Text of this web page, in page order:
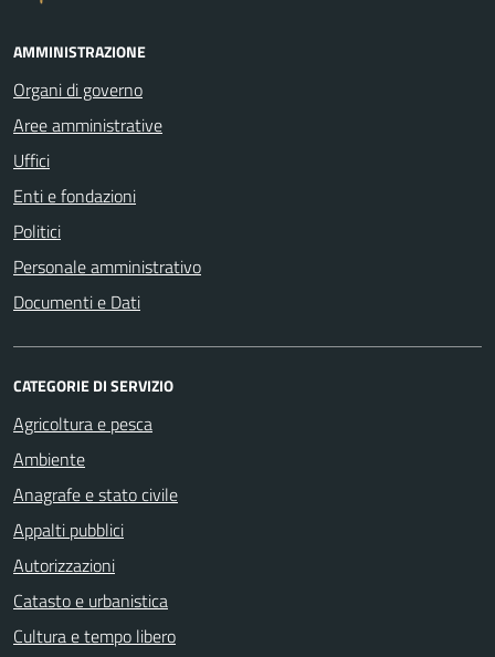
AMMINISTRAZIONE
Organi di governo
Aree amministrative
Uffici
Enti e fondazioni
Politici
Personale amministrativo
Documenti e Dati
CATEGORIE DI SERVIZIO
Agricoltura e pesca
Ambiente
Anagrafe e stato civile
Appalti pubblici
Autorizzazioni
Catasto e urbanistica
Cultura e tempo libero